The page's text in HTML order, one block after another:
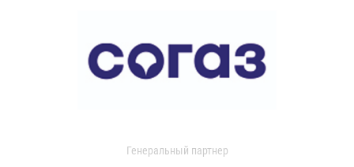
Генеральный партнер